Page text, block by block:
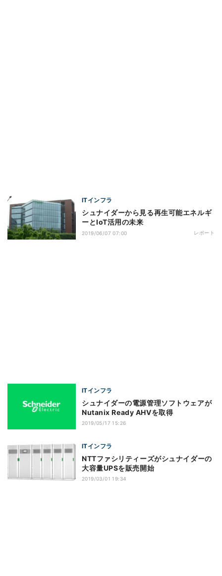
ITインフラ
シュナイダーから見る再生可能エネルギ
ーとIoT活用の未来
2019/06/07 07:00 レポート
ITインフラ
シュナイダーの電源管理ソフトウェアが
Nutanix Ready AHVを取得
2019/05/17 15:26
ITインフラ
NTTファシリティーズがシュナイダーの
大容量UPSを販売開始
2019/03/01 19:34